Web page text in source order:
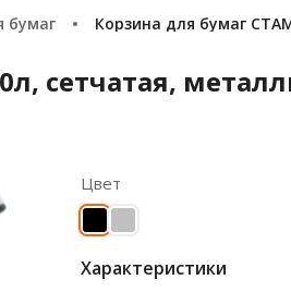
бумаг Корзина для бумаг
сетчатая,
Цвет
Характеристики